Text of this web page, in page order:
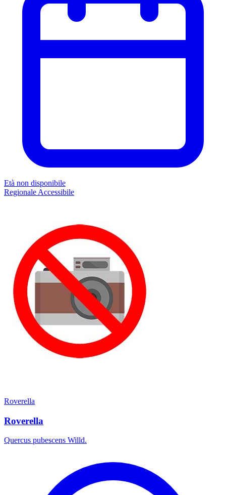
Età non disponibile
Regionale Accessibile
Roverella
Roverella
Quercus pubescens Willd.